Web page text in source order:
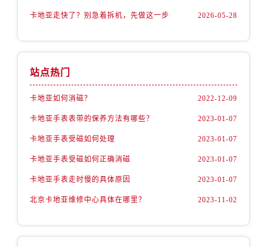
卡地亚走快了？别急着拆机，先做这一步 2026-05-28
站点热门
卡地亚如何消磁？ 2022-12-09
卡地亚手表表带的保养方法有哪些？ 2023-01-07
卡地亚手表受磁如何处理 2023-01-07
卡地亚手表受磁如何正确消磁 2023-01-07
卡地亚手表走时慢的具体原因 2023-01-07
北京卡地亚维修中心具体在哪里？ 2023-11-02